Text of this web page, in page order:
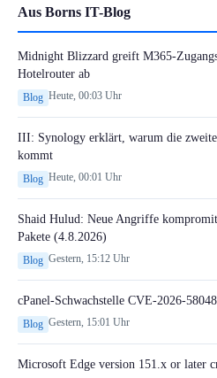
Aus Borns IT-Blog
Midnight Blizzard greift M365-
Hotelrouter ab
Blog Heute, 00:03 Uhr
III: Synology erklärt, warum die
kommt
Blog Heute, 00:01 Uhr
Shaid Hulud: Neue Angriffe
Pakete (4.8.2026)
Blog Gestern, 15:12 Uhr
cPanel-Schwachstelle CVE-2026-58048
Blog Gestern, 15:01 Uhr
Microsoft Edge version 151.x or later